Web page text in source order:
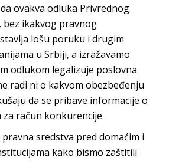
ovakva odluka Privrednog
bez ikakvog pravnog
lošu poruku i drugim
u Srbiji, a izražavamo
odlukom legalizuje poslovna
radi ni o kakvom obezbeđenju
da se pribave informacije o
za račun konkurencije.
sredstva pred domaćim i
kako bismo zaštitili